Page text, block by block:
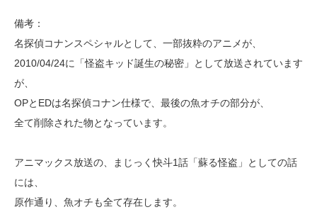
備考：
名探偵コナンスペシャルとして、一部抜粋のアニメが、
2010/04/24に「怪盗キッド誕生の秘密」として放送されています
が、
OPとEDは名探偵コナン仕様で、最後の魚オチの部分が、
全て削除された物となっています。
アニマックス放送の、まじっく快斗1話「蘇る怪盗」としての話
には、
原作通り、魚オチも全て存在します。